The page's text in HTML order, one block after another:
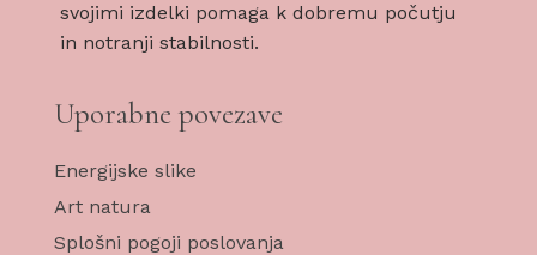
svojimi izdelki pomaga k dobremu počutju
in notranji stabilnosti.
Uporabne povezave
Energijske slike
Art natura
Splošni pogoji poslovanja